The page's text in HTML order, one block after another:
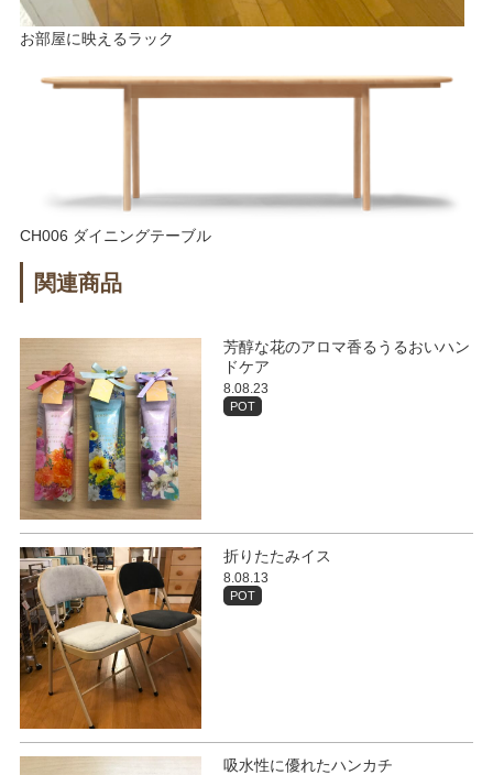
お部屋に映えるラック
CH006 ダイニングテーブル
関連商品
芳醇な花のアロマ香るうるおいハン
ドケア
8.08.23
POT
折りたたみイス
8.08.13
POT
吸水性に優れたハンカチ